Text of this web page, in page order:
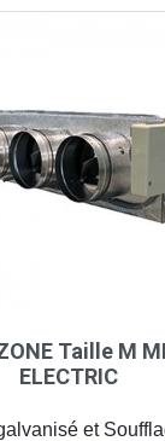
Taille M
ELECTRIC
et